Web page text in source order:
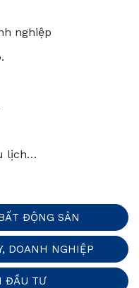
nghiệp
lịch…
ĐỘNG SẢN
DOANH NGHIỆP
ĐẦU TƯ